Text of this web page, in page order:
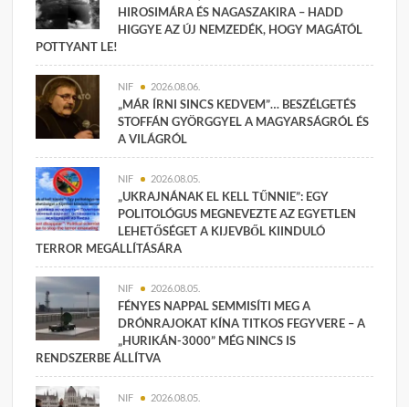
HIROSIMÁRA ÉS NAGASZAKIRA – HADD
HIGGYE AZ ÚJ NEMZEDÉK, HOGY MAGÁTÓL
POTTYANT LE!
NIF 2026.08.06.
„MÁR ÍRNI SINCS KEDVEM”… BESZÉLGETÉS
STOFFÁN GYÖRGGYEL A MAGYARSÁGRÓL ÉS
A VILÁGRÓL
NIF 2026.08.05.
„UKRAJNÁNAK EL KELL TŰNNIE”: EGY
POLITOLÓGUS MEGNEVEZTE AZ EGYETLEN
LEHETŐSÉGET A KIJEVBŐL KIINDULÓ
TERROR MEGÁLLÍTÁSÁRA
NIF 2026.08.05.
FÉNYES NAPPAL SEMMISÍTI MEG A
DRÓNRAJOKAT KÍNA TITKOS FEGYVERE – A
„HURIKÁN-3000” MÉG NINCS IS
RENDSZERBE ÁLLÍTVA
NIF 2026.08.05.